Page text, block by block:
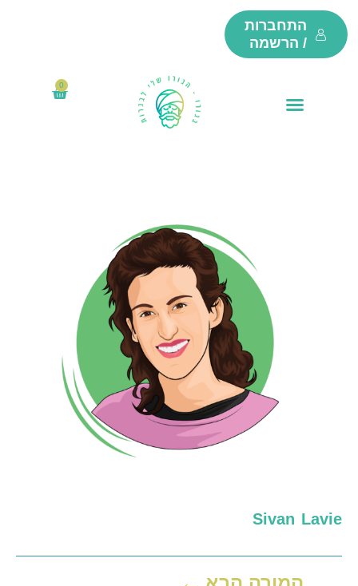
דילוג
לתוכן
התחברות
/ הרשמה
0
עגלת
Sivan Lavie